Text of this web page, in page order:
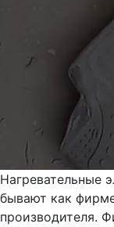
Нагревательные
бывают как
производителя.